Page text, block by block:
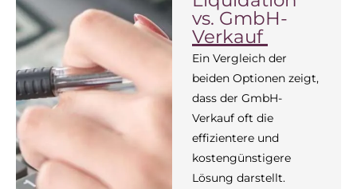
vs. GmbH-
Verkauf
Ein Vergleich der
beiden Optionen zeigt,
dass der GmbH-
Verkauf oft die
effizientere und
kostengünstigere
Lösung darstellt.